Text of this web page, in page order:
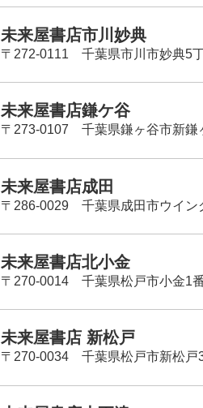
未来屋書店市川妙典
〒272-0111 千葉県市川市妙典5
未来屋書店鎌ケ谷
〒273-0107 千葉県鎌ヶ谷市新鎌
未来屋書店成田
〒286-0029 千葉県成田市ウイン
未来屋書店北小金
〒270-0014 千葉県松戸市小金1
未来屋書店 新松戸
〒270-0034 千葉県松戸市新松戸